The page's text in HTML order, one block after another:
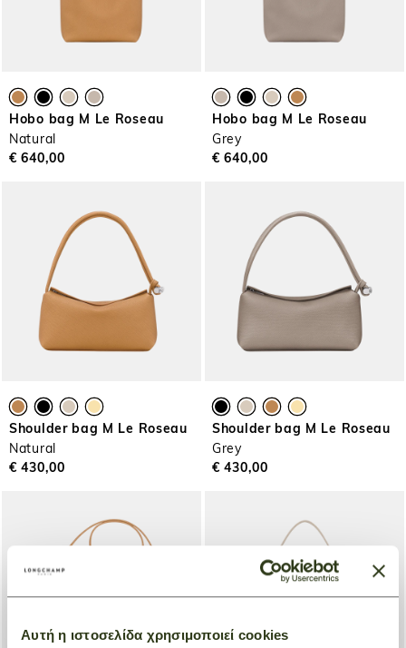
Αυτή η ιστοσελίδα χρησιμοποιεί cookies
Hobo bag M Le Roseau
Natural
€ 640,00
Hobo bag M Le Roseau
Grey
€ 640,00
Shoulder bag M Le Roseau
Natural
€ 430,00
Shoulder bag M Le Roseau
Grey
€ 430,00